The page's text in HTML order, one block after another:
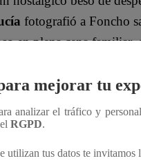
fotografió a Foncho
en plena cena familiar,
a entrenamientos,
de fracaso. Finalmente,
estaba equivocada.
mejorar tu
analizar el tráfico y
RGPD.
utilizan tus datos te invitamos